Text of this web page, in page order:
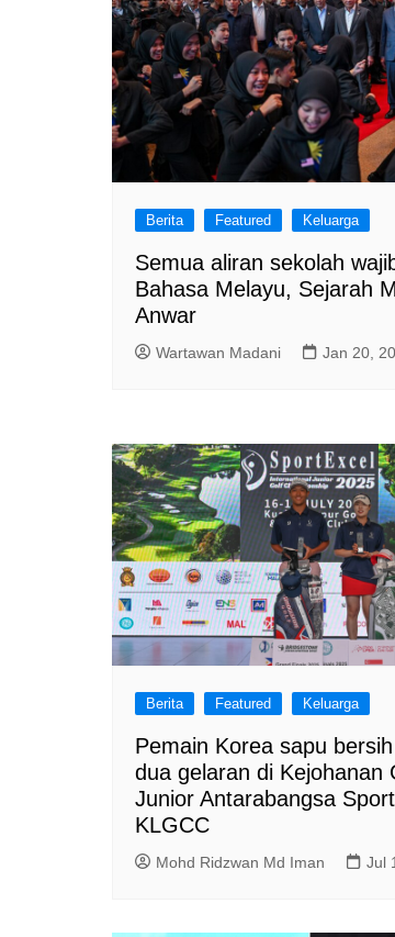
Berita Featured Keluarga
Semua aliran sekolah
Bahasa Melayu, Sejarah
Anwar
Wartawan Madani Jan 20,
Berita Featured Keluarga
Pemain Korea sapu
dua gelaran di Kejohanan
Junior Antarabangsa
KLGCC
Mohd Ridzwan Md Iman Jul